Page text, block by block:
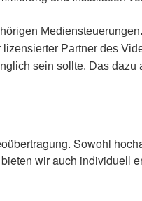
Partner des
sein sollte. Das
Sowohl
wir auch individuell